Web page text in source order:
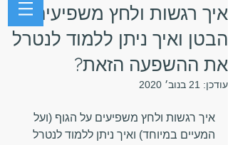
התמודדות רגשית עם קרוהן וקוליטיס
איך רגשות ולחץ משפיעים על
הבטן ואיך ניתן ללמוד לנטרל
את ההשפעה הזאת?
עודכן: 21 בנוב׳ 2020
איך רגשות ולחץ משפיעים על הגוף (ועל
המעיים במיוחד) ואיך ניתן ללמוד לנטרל